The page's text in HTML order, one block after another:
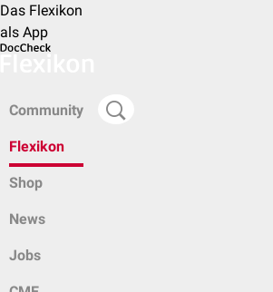
Das Flexikon
als App
Community
Flexikon
Shop
News
Jobs